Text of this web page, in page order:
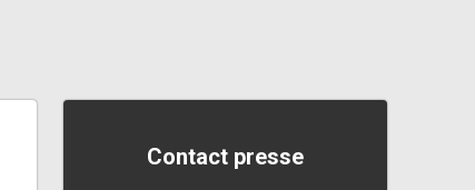
Contact presse